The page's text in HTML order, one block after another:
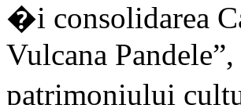
�i consolidarea
Vulcana
patrimoniului